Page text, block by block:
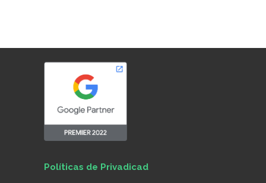
Políticas de Privadicad